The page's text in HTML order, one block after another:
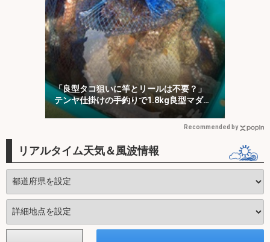
「良型タコ狙いに竿とリールは不要？」
テンヤ仕掛けの手釣りで1.8kg良型マダ
コ！【川崎丸・東京湾】
Recommended by
リアルタイム天気＆風波情報